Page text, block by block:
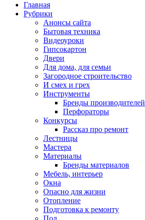
Главная
Рубрики
Анонсы сайта
Бытовая техника
Видеоуроки
Гипсокартон
Двери
Для дома, для семьи
Загородное строительство
И смех и грех
Инструменты
Бренды производителей
Перфораторы
Конкурсы
Рассказ про ремонт
Лестницы
Мастера
Материалы
Бренды материалов
Мебель, интерьер
Окна
Опасно для жизни
Отопление
Подготовка к ремонту
Пол